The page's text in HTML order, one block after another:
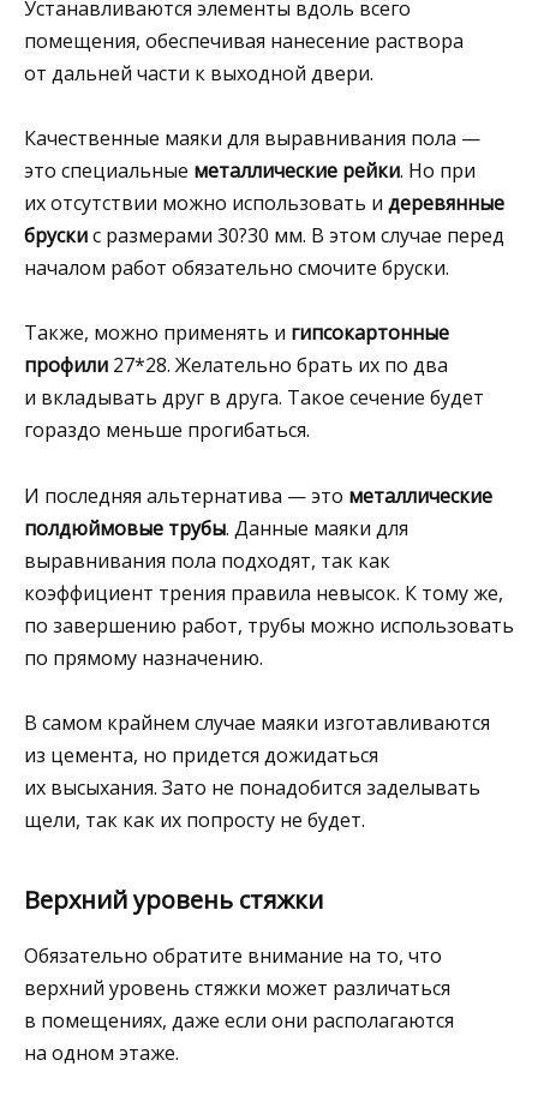
Устанавливаются элементы вдоль всего
помещения, обеспечивая нанесение раствора
от дальней части к выходной двери.
Качественные маяки для выравнивания пола —
это специальные металлические рейки. Но при
их отсутствии можно использовать и деревянные
брускис размерами 30?30 мм. В этом случае перед
началом работ обязательно смочите бруски.
Также, можно применять и гипсокартонные
профили 27*28. Желательно брать их по два
и вкладывать друг в друга. Такое сечение будет
гораздо меньше прогибаться.
И последняя альтернатива — это металлические
полдюймовые трубы. Данные маяки для
выравнивания пола подходят, так как
коэффициент трения правила невысок. К тому же,
по завершению работ, трубы можно использовать
по прямому назначению.
В самом крайнем случае маяки изготавливаются
из цемента, но придется дожидаться
их высыхания. Зато не понадобится заделывать
щели, так как их попросту не будет.
Верхний уровень стяжки
Обязательно обратите внимание на то, что
верхний уровень стяжки может различаться
в помещениях, даже если они располагаются
на одном этаже.